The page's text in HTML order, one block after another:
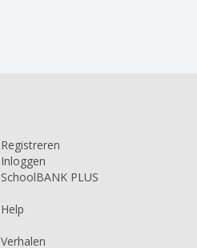
Registreren
Inloggen
SchoolBANK PLUS
Help
Verhalen